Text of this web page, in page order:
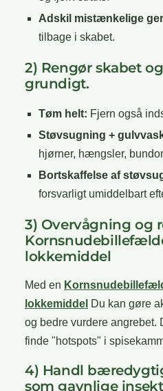
Adskil mistænkelige
tilbage i skabet.
2) Rengør skabet
grundigt.
Tøm helt: Fjern også
Støvsugning +
hjørner, hængsler,
Bortskaffelse af
forsvarligt umiddelbart
3) Overvågning og
lokkemiddel
Med en
lokkemiddel Du kan gøre
og bedre vurdere angrebet.
finde "hotspots" i
4) Handl
som gavnlige